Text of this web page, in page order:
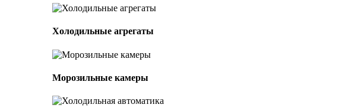
Холодильные агрегаты
Морозильные камеры